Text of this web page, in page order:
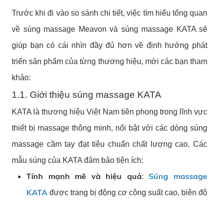
Trước khi đi vào so sánh chi tiết, việc tìm hiểu tổng quan
về súng massage Meavon và súng massage KATA sẽ
giúp bạn có cái nhìn đầy đủ hơn về định hướng phát
triển sản phẩm của từng thương hiệu, mời các bạn tham
khảo:
1.1. Giới thiệu súng massage KATA
KATA là thương hiệu Việt Nam tiên phong trong lĩnh vực
thiết bị massage thông minh, nổi bật với các dòng súng
massage cầm tay đạt tiêu chuẩn chất lượng cao. Các
mẫu súng của KATA đảm bảo tiện ích:
Tính mạnh mẽ và hiệu quả:Súng massage
KATA được trang bị động cơ công suất cao, biên độ